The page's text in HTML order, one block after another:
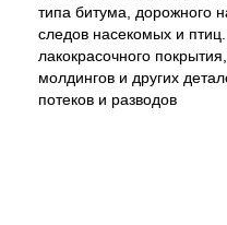
типа битума, дорожного
следов насекомых и
лакокрасочного
молдингов и других
потеков и разводов